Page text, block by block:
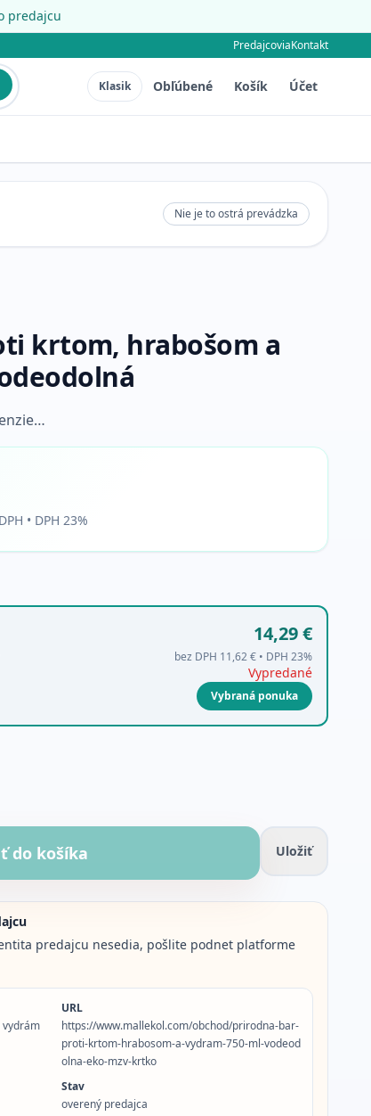
predajcu
PredajcoviaKontakt
Klasik Obľúbené Košík Účet
Nie je to ostrá prevádzka
krtom, hrabošom a
• DPH 23%
14,29 €
bez DPH 11,62 € • DPH 23%
Vypredané
Vybraná ponuka
do košíka Uložiť
predajcu nesedia, pošlite podnet platforme
vydrám
URL
https://www.mallekol.com/obchod/prirodna-bar-
proti-krtom-hrabosom-a-vydram-750-ml-vodeod
olna-eko-mzv-krtko
Stav
overený predajca